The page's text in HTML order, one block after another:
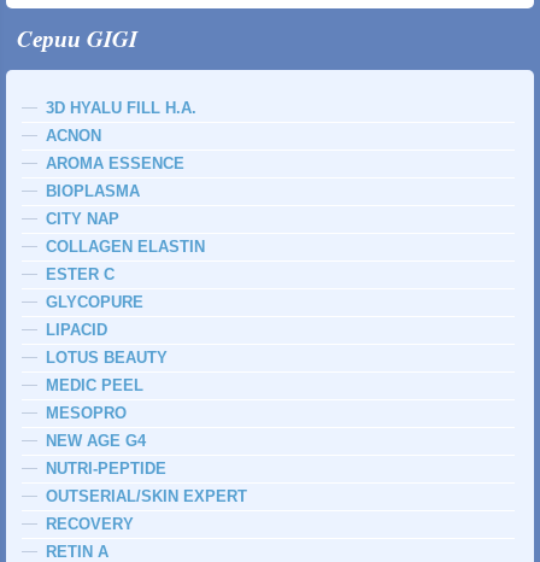
Cерии GIGI
3D HYALU FILL H.A.
ACNON
AROMA ESSENCE
BIOPLASMA
CITY NAP
COLLAGEN ELASTIN
ESTER C
GLYCOPURE
LIPACID
LOTUS BEAUTY
MEDIC PEEL
MESOPRO
NEW AGE G4
NUTRI-PEPTIDE
OUTSERIAL/SKIN EXPERT
RECOVERY
RETIN A